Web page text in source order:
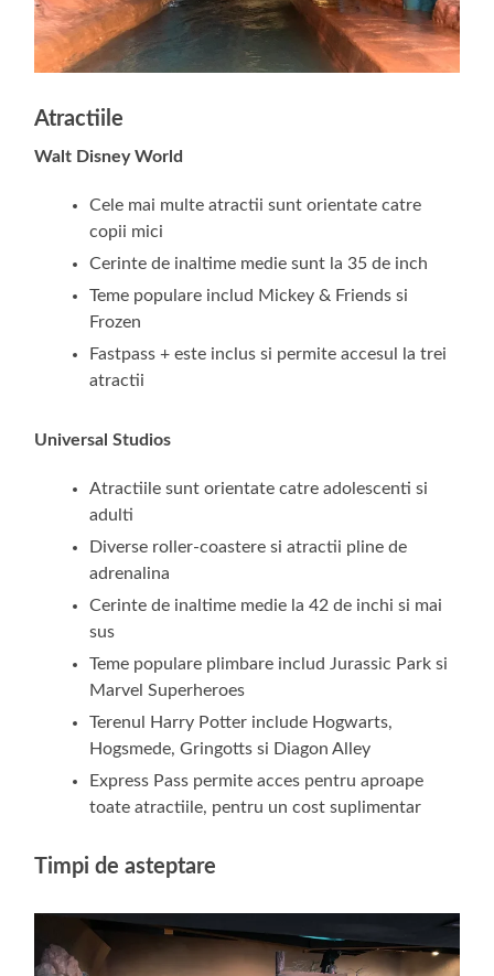
Atractiile
Walt Disney World
Cele mai multe atractii sunt orientate catre
copii mici
Cerinte de inaltime medie sunt la 35 de inch
Teme populare includ Mickey & Friends si
Frozen
Fastpass + este inclus si permite accesul la trei
atractii
Universal Studios
Atractiile sunt orientate catre adolescenti si
adulti
Diverse roller-coastere si atractii pline de
adrenalina
Cerinte de inaltime medie la 42 de inchi si mai
sus
Teme populare plimbare includ Jurassic Park si
Marvel Superheroes
Terenul Harry Potter include Hogwarts,
Hogsmede, Gringotts si Diagon Alley
Express Pass permite acces pentru aproape
toate atractiile, pentru un cost suplimentar
Timpi de asteptare